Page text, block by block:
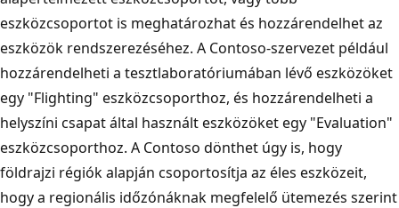
eszközcsoportot is meghatározhat és hozzárendelhet az
eszközök rendszerezéséhez. A Contoso-szervezet például
hozzárendelheti a tesztlaboratóriumában lévő eszközöket
egy "Flighting" eszközcsoporthoz, és hozzárendelheti a
helyszíni csapat által használt eszközöket egy "Evaluation"
eszközcsoporthoz. A Contoso dönthet úgy is, hogy
földrajzi régiók alapján csoportosítja az éles eszközeit,
hogy a regionális időzónáknak megfelelő ütemezés szerint